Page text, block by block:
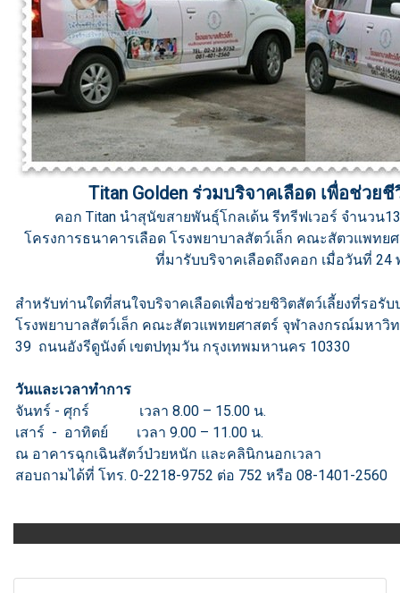
Titan Golden ร่วมบริจาคเลือด เพื่อช่วย
คอก Titan นำสุนัขสายพันธุ์โกลเด้น รีทรีฟเวอร์ จำนวน
โครงการธนาคารเลือด โรงพยาบาลสัตว์เล็ก คณะสัตวแพท
ที่มารับบริจาคเลือดถึงคอก เมื่อวันที่ 24
สำหรับท่านใดที่สนใจบริจาคเลือดเพื่อช่วยชิวิตสัตว์เลี้ยงที่รอรับ
โรงพยาบาลสัตว์เล็ก คณะสัตวแพทยศาสตร์ จุฬาลงกรณ์มหาวิ
39 ถนนอังรีดูนังต์ เขตปทุมวัน กรุงเทพมหานคร 10330
วันและเวลาทำการ
จันทร์ - ศุกร์ เวลา 8.00 – 15.00 น.
เสาร์ - อาทิตย์ เวลา 9.00 – 11.00 น.
ณ อาคารฉุกเฉินสัตว์ป่วยหนัก และคลินิกนอกเวลา
สอบถามได้ที่ โทร. 0-2218-9752 ต่อ 752 หรือ 08-1401-2560